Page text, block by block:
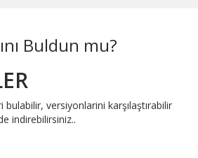
Buldun mu?
versiyonlarini karşılaştırabilir
indirebilirsiniz..